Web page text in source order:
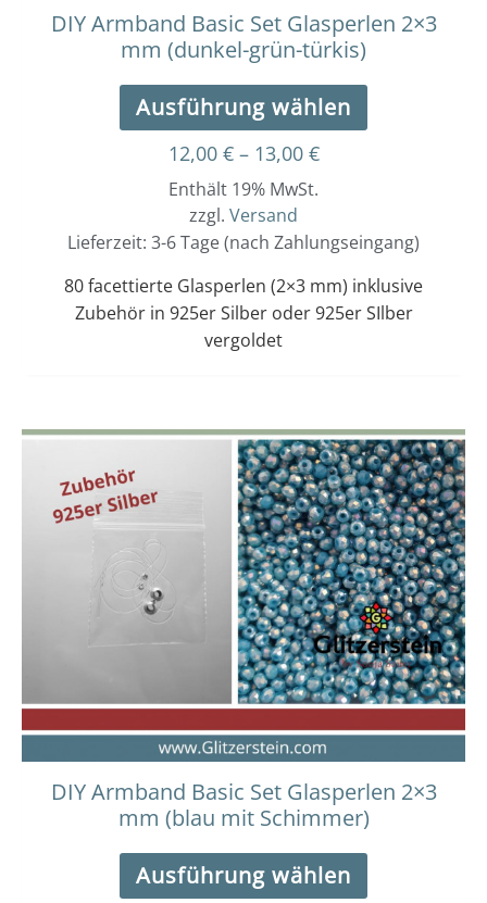
DIY Armband Basic Set Glasperlen 2×3
mm (dunkel-grün-türkis)
Ausführung wählen
werden
12,00 € – 13,00 €
Enthält 19% MwSt.
zzgl. Versand
Lieferzeit: 3-6 Tage (nach Zahlungseingang)
80 facettierte Glasperlen (2×3 mm) inklusive
Zubehör in 925er Silber oder 925er SIlber
vergoldet
DIY Armband Basic Set Glasperlen 2×3
mm (blau mit Schimmer)
Ausführung wählen
Dieses
Produkt
weist
mehrere
Varianten
auf.
Die
Optionen
können
auf
der
werden
Preisspanne:
12,00 €
bis
13,00 €